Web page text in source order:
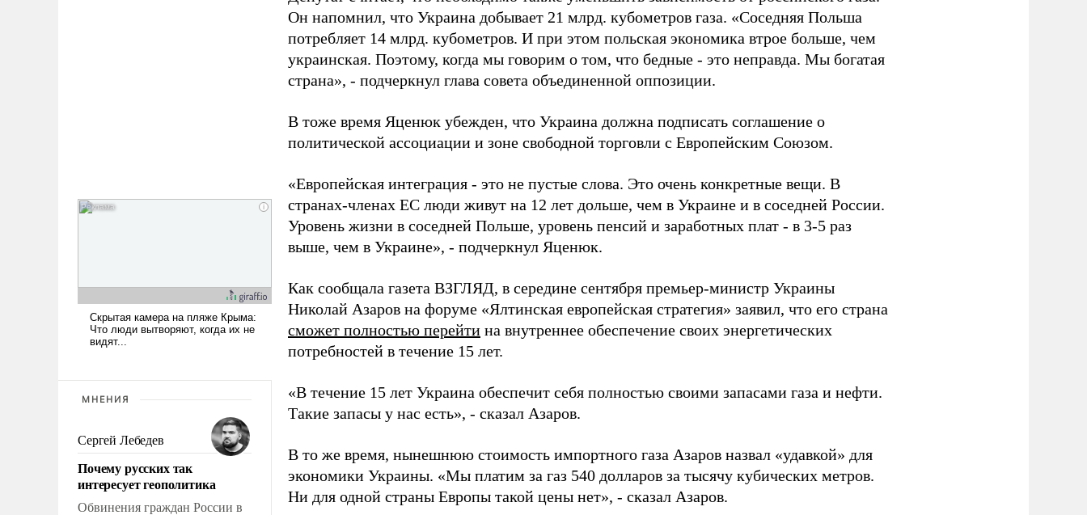
МНЕНИЯ
Сергей Лебедев
Почему русских так
интересует геополитика
Обвинения граждан России в
Он напомнил, что Украина добывает 21 млрд. кубометров газа. «Соседняя Польша
потребляет 14 млрд. кубометров. И при этом польская экономика втрое больше, чем
украинская. Поэтому, когда мы говорим о том, что бедные - это неправда. Мы богатая
страна», - подчеркнул глава совета объединенной оппозиции.
В тоже время Яценюк убежден, что Украина должна подписать соглашение о
политической ассоциации и зоне свободной торговли с Европейским Союзом.
«Европейская интеграция - это не пустые слова. Это очень конкретные вещи. В
странах-членах ЕС люди живут на 12 лет дольше, чем в Украине и в соседней России.
Уровень жизни в соседней Польше, уровень пенсий и заработных плат - в 3-5 раз
выше, чем в Украине», - подчеркнул Яценюк.
Как сообщала газета ВЗГЛЯД, в середине сентября премьер-министр Украины
Николай Азаров на форуме «Ялтинская европейская стратегия» заявил, что его страна
сможет полностью перейти на внутреннее обеспечение своих энергетических
потребностей в течение 15 лет.
«В течение 15 лет Украина обеспечит себя полностью своими запасами газа и нефти.
Такие запасы у нас есть», - сказал Азаров.
В то же время, нынешнюю стоимость импортного газа Азаров назвал «удавкой» для
экономики Украины. «Мы платим за газ 540 долларов за тысячу кубических метров.
Ни для одной страны Европы такой цены нет», - сказал Азаров.